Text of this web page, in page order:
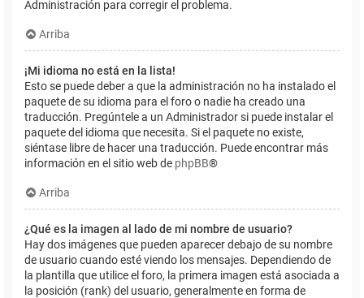
Administración para corregir el problema.
Arriba
¡Mi idioma no está en la lista!
Esto se puede deber a que la administración no ha instalado el
paquete de su idioma para el foro o nadie ha creado una
traducción. Pregúntele a un Administrador si puede instalar el
paquete del idioma que necesita. Si el paquete no existe,
siéntase libre de hacer una traducción. Puede encontrar más
información en el sitio web de phpBB®
Arriba
¿Qué es la imagen al lado de mi nombre de usuario?
Hay dos imágenes que pueden aparecer debajo de su nombre
de usuario cuando esté viendo los mensajes. Dependiendo de
la plantilla que utilice el foro, la primera imagen está asociada a
la posición (rank) del usuario, generalmente en forma de